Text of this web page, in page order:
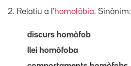
2. Relatiu a l'homofòbia. Sinònim:
discurs homòfob
llei homòfoba